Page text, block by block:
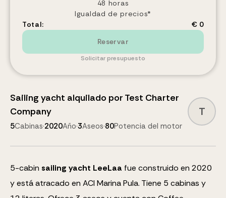
48 horas
Igualdad de precios*
Total:
€ 0
Reservar
Solicitar presupuesto
Sailing yacht alquilado por Test Charter
Company
5Cabinas·2020Año·3Aseos·80Potencia del motor
T
5-cabin sailing yacht LeeLaa fue construido en 2020
y está atracado en ACI Marina Pula. Tiene 5 cabinas y